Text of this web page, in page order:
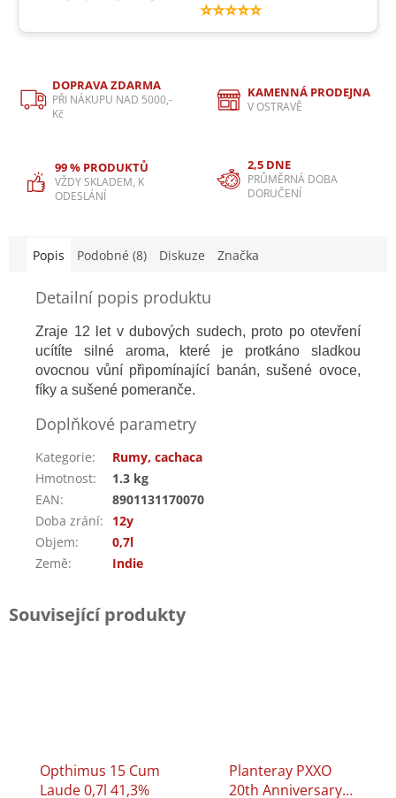
⭐⭐⭐⭐⭐
DOPRAVA ZDARMA
PŘI NÁKUPU NAD 5000,-
Kč
KAMENNÁ PRODEJNA
V OSTRAVĚ
99 % PRODUKTŮ
VŽDY SKLADEM, K
ODESLÁNÍ
2,5 DNE
PRŮMĚRNÁ DOBA
DORUČENÍ
Popis Podobné (8) Diskuze Značka
Detailní popis produktu
Zraje 12 let v dubových sudech, proto po otevření
ucítíte silné aroma, které je protkáno sladkou
ovocnou vůní připomínající banán, sušené ovoce,
fíky a sušené pomeranče.
Doplňkové parametry
Kategorie:
Rumy, cachaca
Hmotnost:
1.3 kg
EAN:
8901131170070
Doba zrání:
12y
Objem:
0,7l
Země: Indie
Související produkty
Opthimus 15 Cum
Laude 0,7l 41,3%
Planteray PXXO
20th Anniversary